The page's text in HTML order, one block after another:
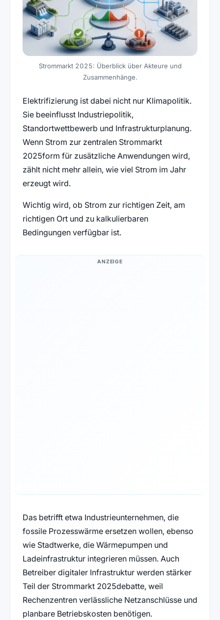
Strommarkt 2025: Überblick über Akteure und
Zusammenhänge.
Elektrifizierung ist dabei nicht nur Klimapolitik.
Sie beeinflusst Industriepolitik,
Standortwettbewerb und Infrastrukturplanung.
Wenn Strom zur zentralen Strommarkt
2025form für zusätzliche Anwendungen wird,
zählt nicht mehr allein, wie viel Strom im Jahr
erzeugt wird.
Wichtig wird, ob Strom zur richtigen Zeit, am
richtigen Ort und zu kalkulierbaren
Bedingungen verfügbar ist.
ANZEIGE
Das betrifft etwa Industrieunternehmen, die
fossile Prozesswärme ersetzen wollen, ebenso
wie Stadtwerke, die Wärmepumpen und
Ladeinfrastruktur integrieren müssen. Auch
Betreiber digitaler Infrastruktur werden stärker
Teil der Strommarkt 2025debatte, weil
Rechenzentren verlässliche Netzanschlüsse und
planbare Betriebskosten benötigen.